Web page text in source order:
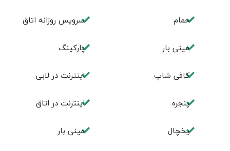
حمام سرویس روزانه اتاق
مینی بار پاركينگ
كافی شاپ اينترنت در لابی
پنجره اینترنت در اتاق
یخچال مینی بار